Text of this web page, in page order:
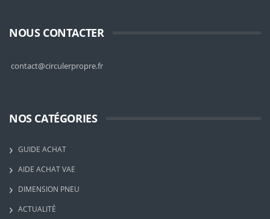
NOUS CONTACTER
contact@circulerpropre.fr
NOS CATÉGORIES
GUIDE ACHAT
AIDE ACHAT VAE
DIMENSION PNEU
ACTUALITÉ